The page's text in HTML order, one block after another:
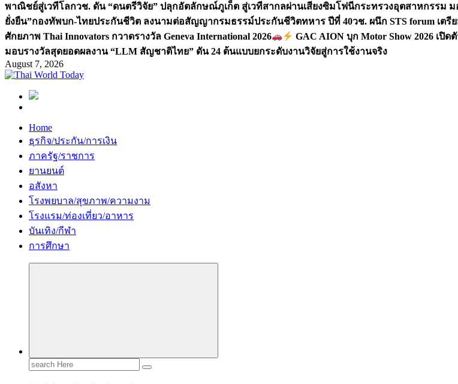
พาณิชย์สู่เวทีโลกวช. ดัน “ดนตรีวิจัย” ปลุกอัตลักษณ์ภูเก็ต สู่เวทีสากลผ่านเสียงซิมโฟนีกระทรวงอุตสาหกรรม ม
ยั่งยืน”กองทัพบก-ไทยประกันชีวิต ลงนามต่อสัญญากรมธรรม์ประกันชีวิตทหาร ปีที่ 40วช. ผนึก STS forum เตรี
ศักยภาพ Thai Innovators กวาดรางวัล Geneva International 2026
GAC AION บุก Motor Show 2026 เปิ
มอบรางวัลสุดยอดผลงาน “LLM สัญชาติไทย” ดัน 24 ต้นแบบยกระดับงานวิจัยสู่การใช้งานจริง
August 7, 2026
Home
ธุรกิจ/ประกัน/การเงิน
ภาครัฐ/ราชการ
ยานยนต์
อสังหา
โรงพยบาล/สุขภาพ/ความงาม
โรงแรม/ท่องเที่ยว/อาหาร
บันเทิง/กีฬา
การศึกษา
Search
for: